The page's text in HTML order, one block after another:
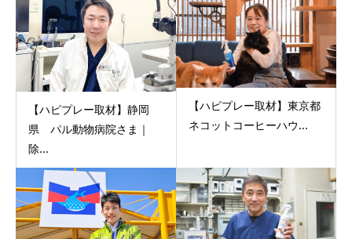
【ハピプレー取材】静岡
県 パル動物病院さま｜
除...
【ハピプレー取材】東京都
ネコットコーヒーハウ...